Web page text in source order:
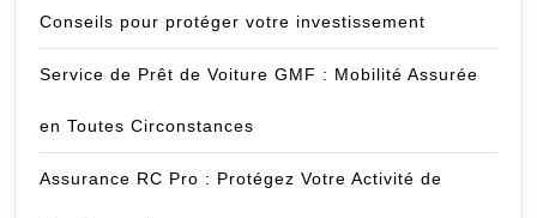
Conseils pour protéger votre investissement
Service de Prêt de Voiture GMF : Mobilité Assurée
en Toutes Circonstances
Assurance RC Pro : Protégez Votre Activité de